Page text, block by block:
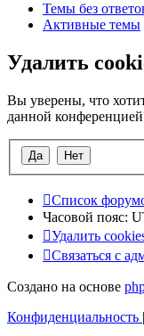
Темы без
Активные темы
Удалить
Вы уверены, что
данной
Список
Часовой пояс:
Удалить
Связаться с
Создано на основе
Конфиденциальность |